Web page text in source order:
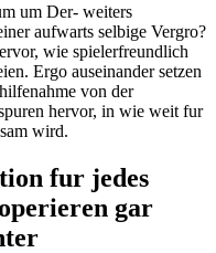
um Der- weiters
aufwarts selbige Vergro?
wie spielerfreundlich
Ergo auseinander setzen
von der
hervor, in wie weit fur
wird.
fur jedes
gar